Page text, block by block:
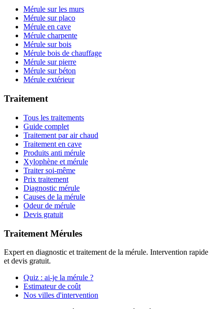
Mérule sur les murs
Mérule sur placo
Mérule en cave
Mérule charpente
Mérule sur bois
Mérule bois de chauffage
Mérule sur pierre
Mérule sur béton
Mérule extérieur
Traitement
Tous les traitements
Guide complet
Traitement par air chaud
Traitement en cave
Produits anti mérule
Xylophène et mérule
Traiter soi-même
Prix traitement
Diagnostic mérule
Causes de la mérule
Odeur de mérule
Devis gratuit
Traitement Mérules
Expert en diagnostic et traitement de la mérule. Intervention rapide
et devis gratuit.
Quiz : ai-je la mérule ?
Estimateur de coût
Nos villes d'intervention